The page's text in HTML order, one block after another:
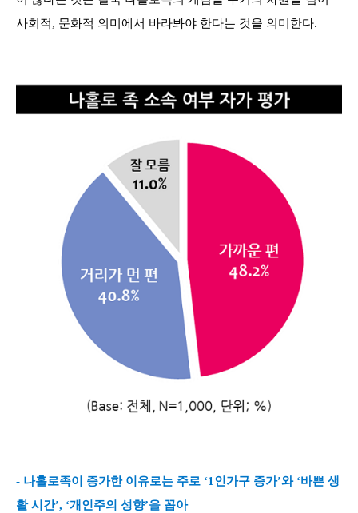
사회적, 문화적 의미에서 바라봐야 한다는 것을 의미한다.
- 나홀로족이 증가한 이유로는 주로 ‘1인가구 증가’와 ‘바쁜 생
활 시간’, ‘개인주의 성향’을 꼽아